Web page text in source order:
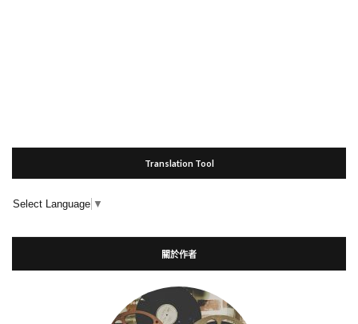
Translation Tool
Select Language ▼
關於作者